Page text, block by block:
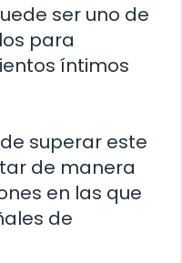
ser uno de
para
íntimos
superar este
de manera
en las que
de